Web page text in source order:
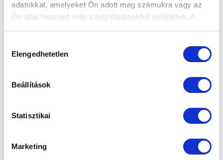
adatokkal, amelyeket Ön adott meg számukra vagy az
Ön által használt más szolgáltatásokból gyűjtöttek. A
kiválasztása
Elengedhetetlen
Beállítások
Statisztikai
Marketing
után.